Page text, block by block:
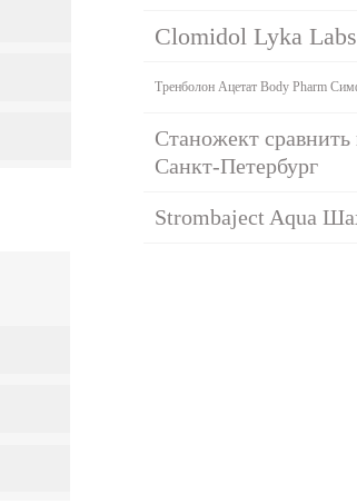
Clomidol Lyka
Тренболон Ацетат Body Pharm
Станожект
Санкт-Петербург
Strombaject Aqua